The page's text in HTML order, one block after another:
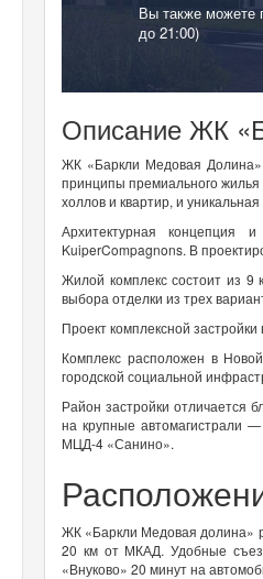
Вы также можете
до 21:00)
Описание ЖК
ЖК «Баркли Медовая
принципы премиального
холлов и квартир, и уникальная
Архитектурная концепция
KuiperCompagnons. В
Жилой комплекс состоит из 9
выбора отделки из трех
Проект комплексной
Комплекс расположен в
городской социальной
Район застройки отличается
на крупные автомагистрали
МЦД-4 «Санино».
ЖК «Баркли Медовая долина»
20 км от МКАД. Удобные
«Внуково» 20 минут на